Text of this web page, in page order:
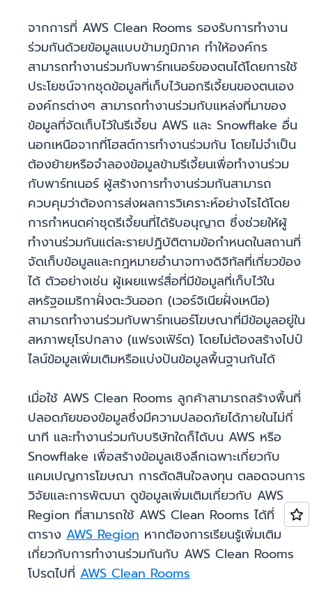
จากการที่ AWS Clean Rooms รองรับการทำงาน
ร่วมกันด้วยข้อมูลแบบข้ามภูมิภาค ทำให้องค์กร
สามารถทำงานร่วมกับพาร์ทเนอร์ของตนได้โดยการใช้
ประโยชน์จากชุดข้อมูลที่เก็บไว้นอกรีเจี้ยนของตนเอง
องค์กรต่างๆ สามารถทำงานร่วมกับแหล่งที่มาของ
ข้อมูลที่จัดเก็บไว้ในรีเจี้ยน AWS และ Snowflake อื่น
นอกเหนือจากที่โฮสต์การทำงานร่วมกัน โดยไม่จำเป็น
ต้องย้ายหรือจำลองข้อมูลข้ามรีเจี้ยนเพื่อทำงานร่วม
กับพาร์ทเนอร์ ผู้สร้างการทำงานร่วมกันสามารถ
ควบคุมว่าต้องการส่งผลการวิเคราะห์อย่างไรได้โดย
การกำหนดค่าชุดรีเจี้ยนที่ได้รับอนุญาต ซึ่งช่วยให้ผู้
ทำงานร่วมกันแต่ละรายปฏิบัติตามข้อกำหนดในสถานที่
จัดเก็บข้อมูลและกฎหมายอำนาจทางดิจิทัลที่เกี่ยวข้อง
ได้ ตัวอย่างเช่น ผู้เผยแพร่สื่อที่มีข้อมูลที่เก็บไว้ใน
สหรัฐอเมริกาฝั่งตะวันออก (เวอร์จิเนียฝั่งเหนือ)
สามารถทำงานร่วมกับพาร์ทเนอร์โฆษณาที่มีข้อมูลอยู่ใน
สหภาพยุโรปกลาง (แฟรงเฟิร์ต) โดยไม่ต้องสร้างไปป์
ไลน์ข้อมูลเพิ่มเติมหรือแบ่งปันข้อมูลพื้นฐานกันได้
เมื่อใช้ AWS Clean Rooms ลูกค้าสามารถสร้างพื้นที่
ปลอดภัยของข้อมูลซึ่งมีความปลอดภัยได้ภายในไม่กี่
นาที และทำงานร่วมกับบริษัทใดก็ได้บน AWS หรือ
Snowflake เพื่อสร้างข้อมูลเชิงลึกเฉพาะเกี่ยวกับ
แคมเปญการโฆษณา การตัดสินใจลงทุน ตลอดจนการ
วิจัยและการพัฒนา ดูข้อมูลเพิ่มเติมเกี่ยวกับ AWS
Region ที่สามารถใช้ AWS Clean Rooms ได้ที่
ตาราง AWS Region หากต้องการเรียนรู้เพิ่มเติม
เกี่ยวกับการทำงานร่วมกันกับ AWS Clean Rooms
โปรดไปที่ AWS Clean Rooms